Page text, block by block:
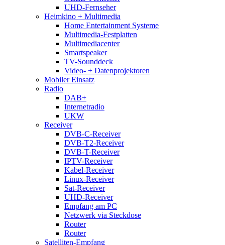
UHD-Fernseher
Heimkino + Multimedia
Home Entertainment Systeme
Multimedia-Festplatten
Multimediacenter
Smartspeaker
TV-Sounddeck
Video- + Datenprojektoren
Mobiler Einsatz
Radio
DAB+
Internetradio
UKW
Receiver
DVB-C-Receiver
DVB-T2-Receiver
DVB-T-Receiver
IPTV-Receiver
Kabel-Receiver
Linux-Receiver
Sat-Receiver
UHD-Receiver
Empfang am PC
Netzwerk via Steckdose
Router
Router
Satelliten-Empfang